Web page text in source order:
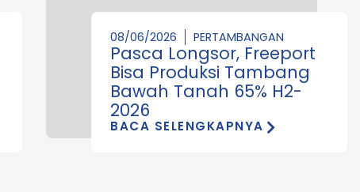
08/06/2026 PERTAMBANGAN
Pasca Longsor, Freeport
Bisa Produksi Tambang
Bawah Tanah 65% H2-
2026
BACA SELENGKAPNYA